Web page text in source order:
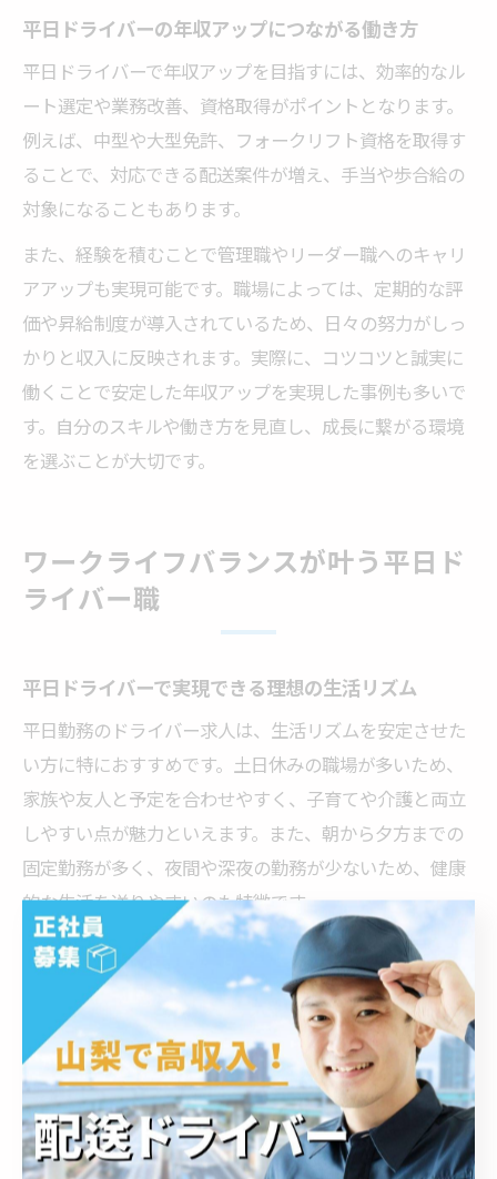
平日ドライバーの年収アップにつながる働き方
平日ドライバーで年収アップを目指すには、効率的なル
ート選定や業務改善、資格取得がポイントとなります。
例えば、中型や大型免許、フォークリフト資格を取得す
ることで、対応できる配送案件が増え、手当や歩合給の
対象になることもあります。
また、経験を積むことで管理職やリーダー職へのキャリ
アアップも実現可能です。職場によっては、定期的な評
価や昇給制度が導入されているため、日々の努力がしっ
かりと収入に反映されます。実際に、コツコツと誠実に
働くことで安定した年収アップを実現した事例も多いで
す。自分のスキルや働き方を見直し、成長に繋がる環境
を選ぶことが大切です。
ワークライフバランスが叶う平日ド
ライバー職
平日ドライバーで実現できる理想の生活リズム
平日勤務のドライバー求人は、生活リズムを安定させた
い方に特におすすめです。土日休みの職場が多いため、
家族や友人と予定を合わせやすく、子育てや介護と両立
しやすい点が魅力といえます。また、朝から夕方までの
固定勤務が多く、夜間や深夜の勤務が少ないため、健康
的な生活を送りやすいのも特徴です。
実際に平日勤務を選んだドライバーの声として、「週末
は家族と過ごせるので、仕事とプライベートのバランス
が取りやすくなった」という意見が多く聞かれます。長
期的なキャリア形成を目指す方や、体調管理を重視した
い方にとって、平日勤務は理想的な働き方となるでしょ
う。
ただし、平日勤務でも繁忙期やイレギュラーな配送が発